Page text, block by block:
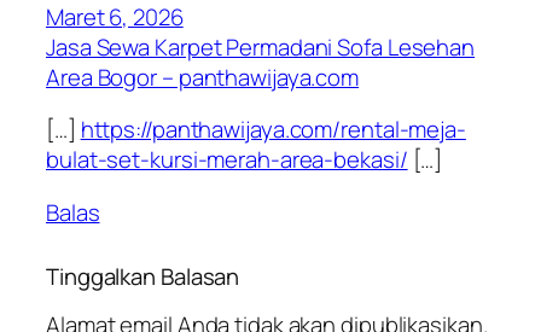
Maret 6, 2026
Jasa Sewa Karpet Permadani Sofa Lesehan
Area Bogor – panthawijaya.com
[…] https://panthawijaya.com/rental-meja-
bulat-set-kursi-merah-area-bekasi/ […]
Balas
Tinggalkan Balasan
Alamat email Anda tidak akan dipublikasikan.